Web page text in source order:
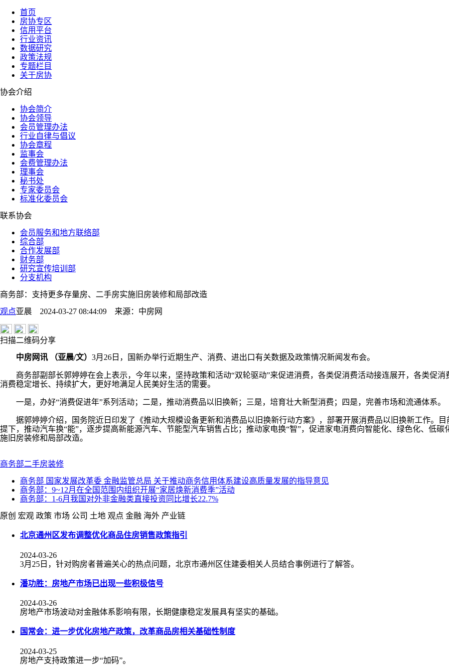
首页
房协专区
信用平台
行业资讯
数据研究
政策法规
专题栏目
关于房协
协会介绍
协会简介
协会领导
会员管理办法
行业自律与倡议
协会章程
监事会
会费管理办法
理事会
秘书处
专家委员会
标准化委员会
联系协会
会员服务和地方联络部
综合部
合作发展部
财务部
研究宣传培训部
分支机构
商务部：支持更多存量房、二手房实施旧房装修和局部改造
观点亚晨 2024-03-27 08:44:09 来源： 中房网
扫描二维码分享
中房网讯 （亚晨/文） 3月26日，国新办举行近期生产、消费、进出口有关数据及政策情况新闻发布会。
商务部副部长郭婷婷在会上表示，今年以来，坚持政策和活动“双轮驱动”来促进消费，各类促消费活动接连展开，各类促
消费稳定增长、持续扩大，更好地满足人民美好生活的需要。
一是，办好“消费促进年”系列活动；二是，推动消费品以旧换新；三是，培育壮大新型消费；四是，完善市场和流通体系。
据郭婷婷介绍，国务院近日印发了《推动大规模设备更新和消费品以旧换新行动方案》，部署开展消费品以旧换新工作。
提下，推动汽车换“能”，逐步提高新能源汽车、节能型汽车销售占比；推动家电换“智”，促进家电消费向智能化、绿色化、低
施旧房装修和局部改造。
商务部二手房装修
商务部 国家发展改革委 金融监管总局 关于推动商务信用体系建设高质量发展的指导意见
商务部：9~12月在全国范围内组织开展“家居焕新消费季”活动
商务部：1-6月我国对外非金融类直接投资同比增长22.7%
原创 宏观 政策 市场 公司 土地 观点 金融 海外 产业链
北京通州区发布调整优化商品住房销售政策指引
2024-03-26
3月25日，针对购房者普遍关心的热点问题，北京市通州区住建委相关人员结合事例进行了解答。
潘功胜：房地产市场已出现一些积极信号
2024-03-26
房地产市场波动对金融体系影响有限，长期健康稳定发展具有坚实的基础。
国常会：进一步优化房地产政策，改革商品房相关基础性制度
2024-03-25
房地产支持政策进一步“加码”。